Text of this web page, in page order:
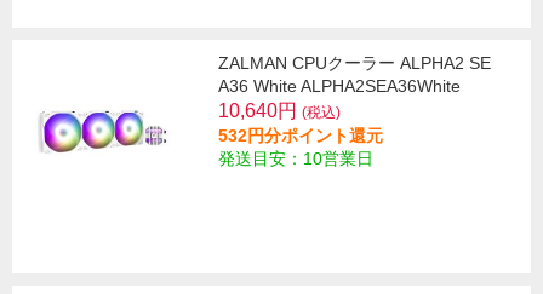
ZALMAN CPUクーラー ALPHA2 SE
A36 White ALPHA2SEA36White
10,640円 (税込)
532円分ポイント還元
発送目安：10営業日